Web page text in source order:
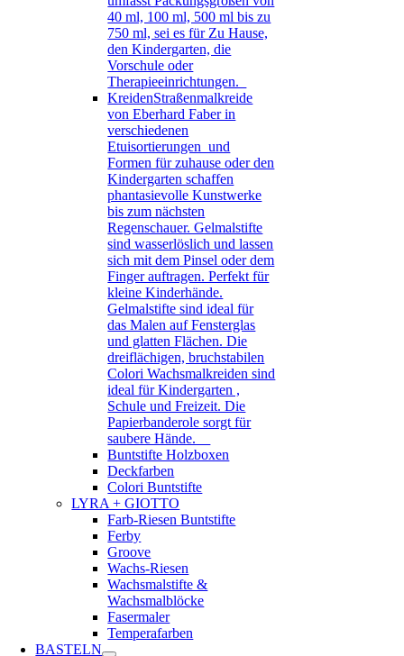
40 ml, 100 ml, 500 ml bis zu
750 ml, sei es für Zu Hause,
den Kindergarten, die
Vorschule oder
Therapieeinrichtungen.
KreidenStraßenmalkreide
von Eberhard Faber in
verschiedenen
Etuisortierungen und
Formen für zuhause oder den
Kindergarten schaffen
phantasievolle Kunstwerke
bis zum nächsten
Regenschauer. Gelmalstifte
sind wasserlöslich und lassen
sich mit dem Pinsel oder dem
Finger auftragen. Perfekt für
kleine Kinderhände.
Gelmalstifte sind ideal für
das Malen auf Fensterglas
und glatten Flächen. Die
dreiflächigen, bruchstabilen
Colori Wachsmalkreiden sind
ideal für Kindergarten ,
Schule und Freizeit. Die
Papierbanderole sorgt für
saubere Hände.
Buntstifte Holzboxen
Deckfarben
Colori Buntstifte
LYRA + GIOTTO
Farb-Riesen Buntstifte
Ferby
Groove
Wachs-Riesen
Wachsmalstifte &
Wachsmalblöcke
Fasermaler
Temperafarben
BASTELN